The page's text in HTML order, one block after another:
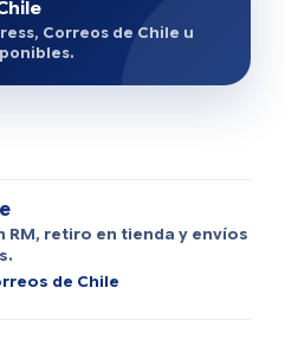
Correos de Chile u
RM, retiro en tienda y envíos
de Chile